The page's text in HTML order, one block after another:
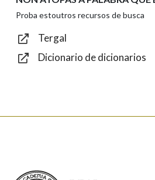
Enviar
Proba estoutros recursos de busca
Tergal
Dicionario de dicionarios
Real Academia Galega